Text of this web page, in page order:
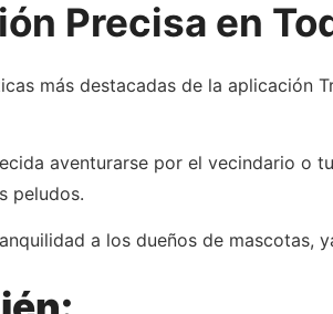
Precisa en
más destacadas de la aplicación
aventurarse por el vecindario o
peludos.
a los dueños de mascotas,